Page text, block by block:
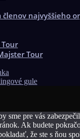
členov najvyššieho
Tour
gule
sme pre vás
Ak budete
že ste s ňou